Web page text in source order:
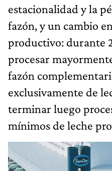
estacionalidad y la
fazón, y un cambio
productivo: durante
procesar
fazón
exclusivamente de
terminar luego
mínimos de leche